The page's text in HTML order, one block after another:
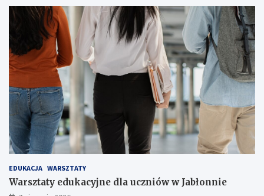
!
EDUKACJA WARSZTATY
Warsztaty edukacyjne dla uczniów w Jabłonnie